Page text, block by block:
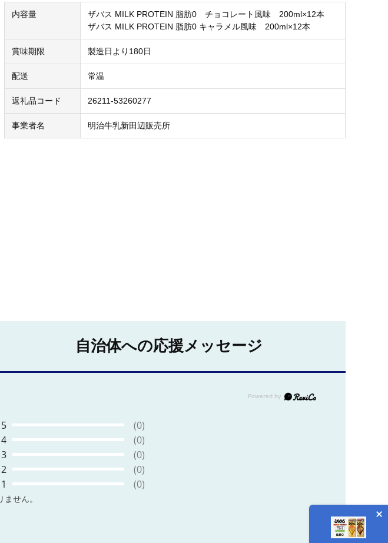
内容量
ザバス MILK PROTEIN 脂肪0 チョコレート風味 200ml×12本
ザバス MILK PROTEIN 脂肪0 キャラメル風味 200ml×12本
賞味期限 製造日より180日
配送 常温
返礼品コード 26211-53260277
事業者名 明治牛乳新田辺販売所
自治体への応援メッセージ
5
(0)
4
(0)
3
(0)
2
(0)
1 (0)
ません。